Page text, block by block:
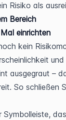
Risiko als
Bereich
einrichten
kein
ausgegraut –
So schließen
Symbolleiste,